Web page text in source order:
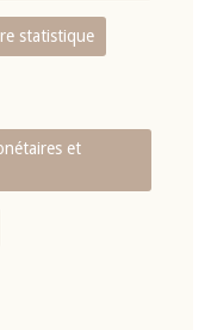
statistique
et